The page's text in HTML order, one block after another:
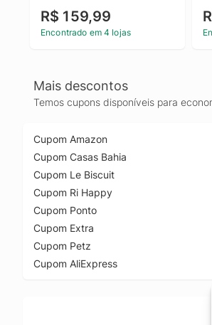
R$ 159,99
Encontrado em 4 lojas
Mais descontos
Temos cupons disponíveis para
Cupom Amazon
Cupom Casas Bahia
Cupom Le Biscuit
Cupom Ri Happy
Cupom Ponto
Cupom Extra
Cupom Petz
Cupom AliExpress